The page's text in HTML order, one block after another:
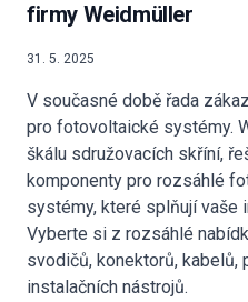
firmy Weidmüller
31. 5. 2025
V současné době řada
pro fotovoltaické systémy.
škálu sdružovacích skříní,
komponenty pro rozsáhlé
systémy, které splňují vaše
Vyberte si z rozsáhlé
svodičů, konektorů, kabelů,
instalačních nástrojů.